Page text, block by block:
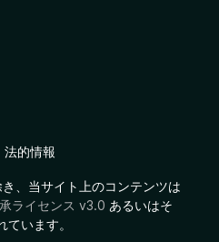
法的情報
、当サイト上のコンテンツは
ライセンス v3.0 あるいはそ
います。